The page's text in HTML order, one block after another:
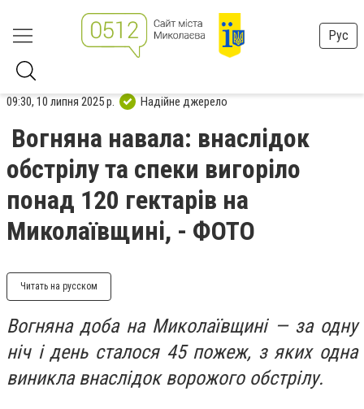
Рус
09:30, 10 липня 2025 р. Надійне джерело
Вогняна навала: внаслідок
обстрілу та спеки вигоріло
понад 120 гектарів на
Миколаївщині, - ФОТО
Читать на русском
Вогняна доба на Миколаївщині — за одну
ніч і день сталося 45 пожеж, з яких одна
виникла внаслідок ворожого обстрілу.